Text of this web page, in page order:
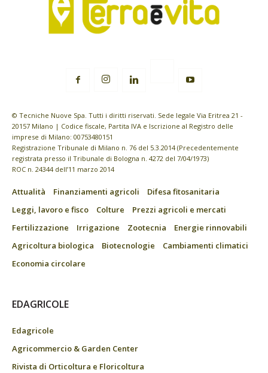
© Tecniche Nuove Spa. Tutti i diritti riservati. Sede legale Via Eritrea 21 -
20157 Milano | Codice fiscale, Partita IVA e Iscrizione al Registro delle
imprese di Milano: 00753480151
Registrazione Tribunale di Milano n. 76 del 5.3.2014 (Precedentemente
registrata presso il Tribunale di Bologna n. 4272 del 7/04/1973)
ROC n. 24344 dell’11 marzo 2014
Attualità Finanziamenti agricoli
Difesa fitosanitaria
Leggi, lavoro e fisco
Colture
Prezzi agricoli e mercati
Fertilizzazione
Irrigazione Zootecnia
Energie rinnovabili
Agricoltura biologica
Biotecnologie
Cambiamenti climatici
Economia circolare
EDAGRICOLE
Edagricole
Agricommercio & Garden Center
Rivista di Orticoltura e Floricoltura